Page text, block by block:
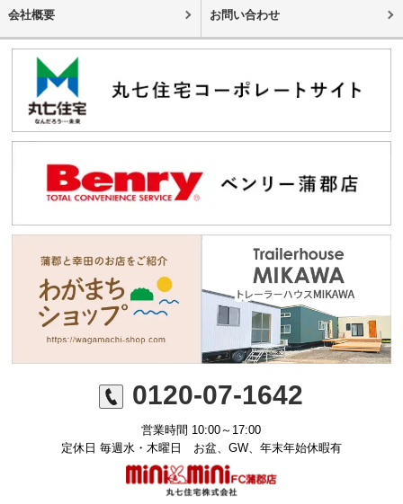
会社概要 お問い合わせ
0120-07-1642
営業時間 10:00～17:00
定休日 毎週水・木曜日 お盆、GW、年末年始休暇有